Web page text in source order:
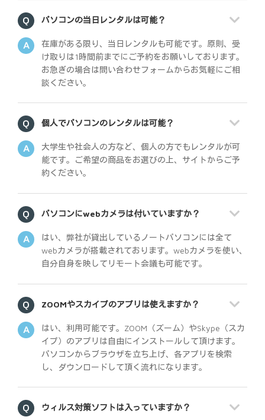
パソコンの当日レンタルは可能？
在庫がある限り、当日レンタルも可能です。原則、受
け取りは1時間前までにご予約をお願いしております。
お急ぎの場合は問い合わせフォームからお気軽にご相
談ください。
個人でパソコンのレンタルは可能？
大学生や社会人の方など、個人の方でもレンタルが可
能です。ご希望の商品をお選びの上、サイトからご予
約ください。
パソコンにwebカメラは付いていますか？
はい、弊社が貸出しているノートパソコンには全て
webカメラが搭載されております。webカメラを使い、
自分自身を映してリモート会議も可能です。
ZOOMやスカイプのアプリは使えますか？
はい、利用可能です。ZOOM（ズーム）やSkype（スカ
イプ）のアプリは自由にインストールして頂けます。
パソコンからブラウザを立ち上げ、各アプリを検索
し、ダウンロードして頂く流れになります。
ウィルス対策ソフトは入っていますか？